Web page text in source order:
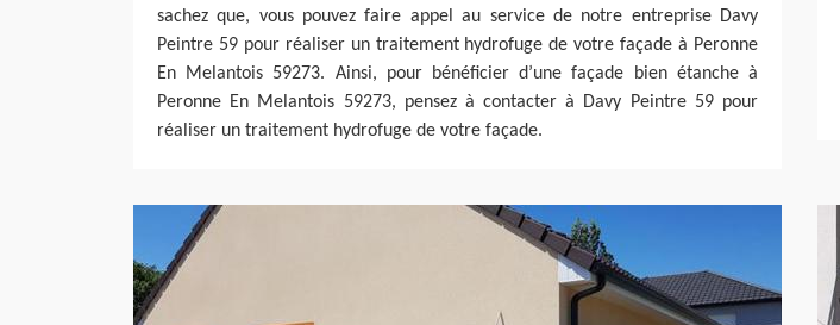
sachez que, vous pouvez faire appel au service de notre entreprise Davy
Peintre 59 pour réaliser un traitement hydrofuge de votre façade à Peronne
En Melantois 59273. Ainsi, pour bénéficier d’une façade bien étanche à
Peronne En Melantois 59273, pensez à contacter à Davy Peintre 59 pour
réaliser un traitement hydrofuge de votre façade.